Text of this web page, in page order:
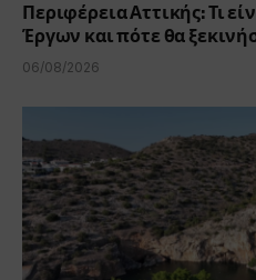
Περιφέρεια Αττικής: Τι
Έργων και πότε θα
06/08/2026